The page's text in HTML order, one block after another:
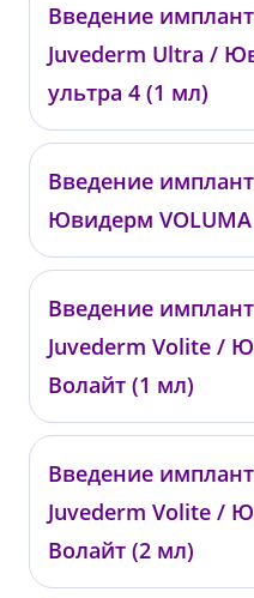
00751
от 34 000 ₽
Введение
Juvederm Ultra /
ультра 4 (1 мл)
00752
от 36 000 ₽
Введение
Ювидерм
00753
от 25 200 ₽
Введение
Juvederm Volite /
Волайт (1 мл)
00859
от 30 000 ₽
Введение
Juvederm Volite /
Волайт (2 мл)